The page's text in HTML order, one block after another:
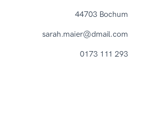
44703 Bochum
sarah.maier@dmail.com
0173 111 293